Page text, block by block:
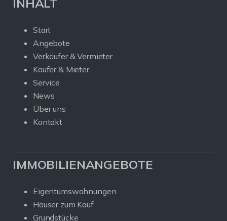
INHALT
Start
Angebote
Verkäufer & Vermieter
Käufer & Mieter
Service
News
Über uns
Kontakt
IMMOBILIENANGEBOTE
Eigentumswohnungen
Häuser zum Kauf
Grundstücke